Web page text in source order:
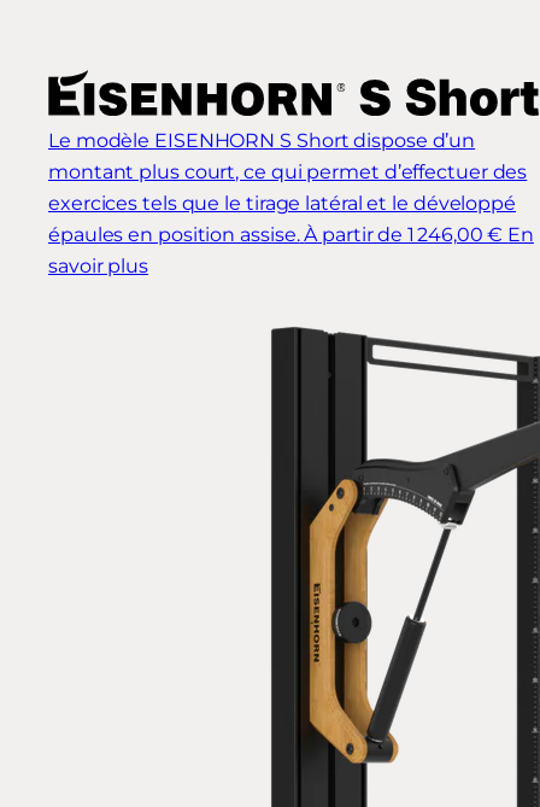
Le modèle EISENHORN S Short dispose d’un
montant plus court, ce qui permet d’effectuer des
exercices tels que le tirage latéral et le développé
épaules en position assise. À partir de 1 246,00 € En
savoir plus